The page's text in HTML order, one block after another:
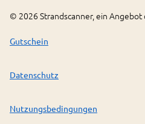
© 2026 Strandscanner, ein
Gutschein
Datenschutz
Nutzungsbedingungen